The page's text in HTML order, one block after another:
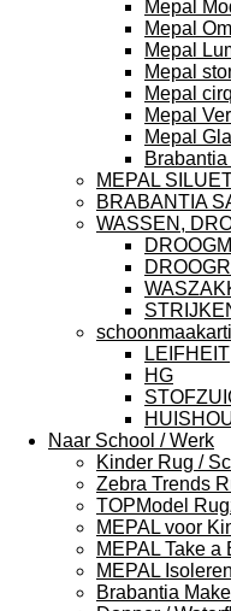
Mepal
Mepal
Mepal
Mepal
Mepal
Mepal
Mepal
MEPAL
BRABANTIA
WASSEN,
LEIFHEIT
HG
Naar School / Werk
Kinder Rug /
Zebra Trends
TOPModel
MEPAL voor
MEPAL Take
MEPAL Isoleren
Brabantia